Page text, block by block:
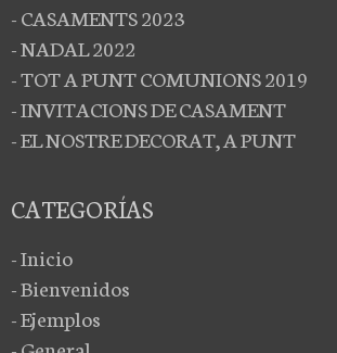
- CASAMENTS 2023
- NADAL 2022
- TOT A PUNT COMUNIONS 2019
- INVITACIONS DE CASAMENT
- EL NOSTRE DECORAT, A PUNT
CATEGORÍAS
- Inicio
- Bienvenidos
- Ejemplos